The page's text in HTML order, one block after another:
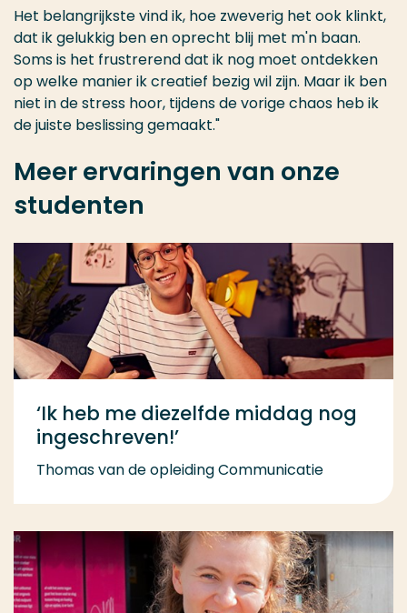
Het belangrijkste vind ik, hoe zweverig het ook klinkt,
dat ik gelukkig ben en oprecht blij met m'n baan.
Soms is het frustrerend dat ik nog moet ontdekken
op welke manier ik creatief bezig wil zijn. Maar ik ben
niet in de stress hoor, tijdens de vorige chaos heb ik
de juiste beslissing gemaakt."
Meer ervaringen van onze
studenten
‘Ik heb me diezelfde middag nog
ingeschreven!’
Thomas van de opleiding Communicatie